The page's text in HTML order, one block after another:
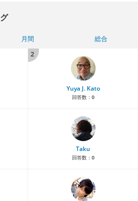
月間
総合
2
Yuya J. Kato
回答数： 0
Taku
回答数： 0